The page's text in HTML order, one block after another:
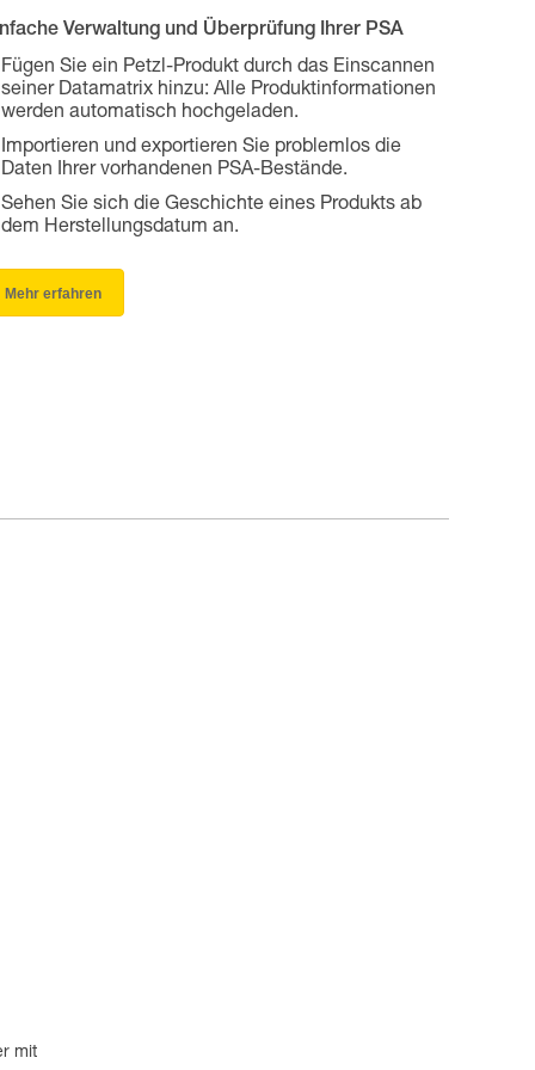
Verwaltung und Überprüfung Ihrer PSA
Fügen Sie ein Petzl-Produkt durch das Einscannen
seiner Datamatrix hinzu: Alle Produktinformationen
werden automatisch hochgeladen.
Importieren und exportieren Sie problemlos die
Daten Ihrer vorhandenen PSA-Bestände.
Sehen Sie sich die Geschichte eines Produkts ab
dem Herstellungsdatum an.
Mehr erfahren
mit